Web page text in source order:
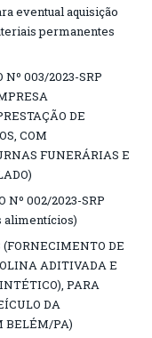
eventual aquisição
permanentes
Nº 003/2023-SRP
DE
COM
FUNERÁRIAS E
Nº 002/2023-SRP
alimentícios)
DE
ADITIVADA E
PARA
DA
BELÉM/PA)